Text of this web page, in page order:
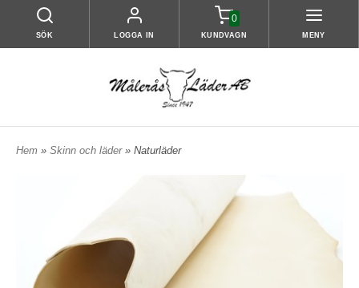
SÖK LOGGA IN
0
KUNDVAGN MENY
Hem » Skinn och läder » Naturläder